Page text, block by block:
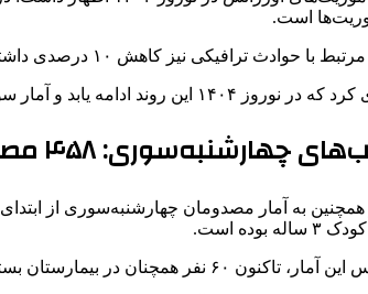
است.
ترافیکی نیز کاهش ۱۰ درصدی داشته است.
یابد و آمار سوانح کاهش بیشتری پیدا کند.
۴۵۸ مصدوم، ۶۰ بستری و ۶ فوتی
از این آسیب‌ها بالا بوده است. همچنین آمار قطع عضو و آسیب‌های جدی نیز قابل توجه است.